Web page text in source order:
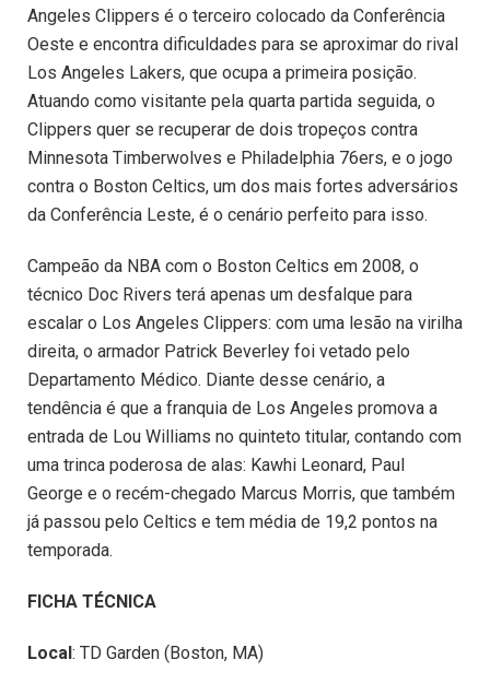
Angeles Clippers é o terceiro colocado da Conferência
Oeste e encontra dificuldades para se aproximar do rival
Los Angeles Lakers, que ocupa a primeira posição.
Atuando como visitante pela quarta partida seguida, o
Clippers quer se recuperar de dois tropeços contra
Minnesota Timberwolves e Philadelphia 76ers, e o jogo
contra o Boston Celtics, um dos mais fortes adversários
da Conferência Leste, é o cenário perfeito para isso.
Campeão da NBA com o Boston Celtics em 2008, o
técnico Doc Rivers terá apenas um desfalque para
escalar o Los Angeles Clippers: com uma lesão na virilha
direita, o armador Patrick Beverley foi vetado pelo
Departamento Médico. Diante desse cenário, a
tendência é que a franquia de Los Angeles promova a
entrada de Lou Williams no quinteto titular, contando com
uma trinca poderosa de alas: Kawhi Leonard, Paul
George e o recém-chegado Marcus Morris, que também
já passou pelo Celtics e tem média de 19,2 pontos na
temporada.
FICHA TÉCNICA
Local: TD Garden (Boston, MA)